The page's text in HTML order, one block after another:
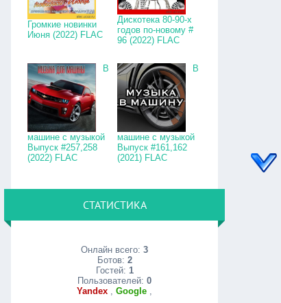
Громкие новинки
Июня (2022) FLAC
Дискотека 80-90-х
годов по-новому #
96 (2022) FLAC
В
машине с музыкой
Выпуск #257,258
(2022) FLAC
В
машине с музыкой
Выпуск #161,162
(2021) FLAC
СТАТИСТИКА
Онлайн всего:3
Ботов: 2
Гостей: 1
Пользователей:0
Yandex ,Google ,